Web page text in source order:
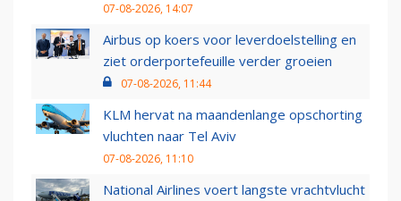
07-08-2026, 14:07
Airbus op koers voor leverdoelstelling en
ziet orderportefeuille verder groeien
07-08-2026, 11:44
KLM hervat na maandenlange opschorting
vluchten naar Tel Aviv
07-08-2026, 11:10
National Airlines voert langste vrachtvlucht